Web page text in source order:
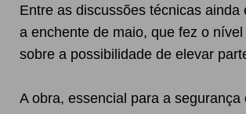
Entre as discussões técnicas
a enchente de maio, que fez o
sobre a possibilidade de elevar
A obra, essencial para a